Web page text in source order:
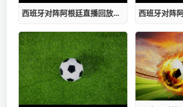
西班牙对阵阿根廷直播回放在哪看视频